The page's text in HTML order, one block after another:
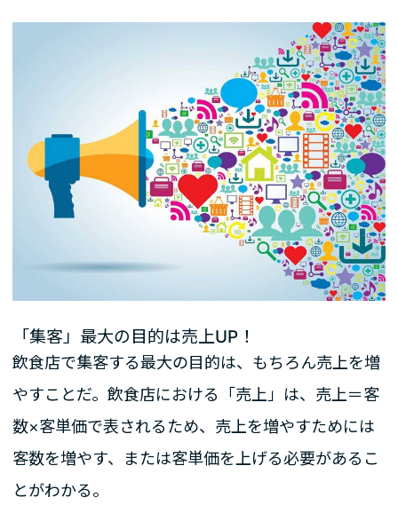
「集客」最大の目的は売上UP！
飲食店で集客する最大の目的は、もちろん売上を増
やすことだ。飲食店における「売上」は、売上＝客
数×客単価で表されるため、売上を増やすためには
客数を増やす、または客単価を上げる必要があるこ
とがわかる。